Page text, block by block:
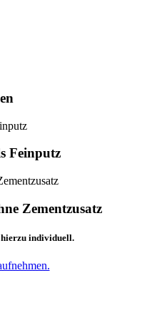
Feinputz
Zementzusatz
individuell.